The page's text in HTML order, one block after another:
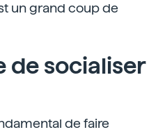
un grand coup de
de socialiser
de faire